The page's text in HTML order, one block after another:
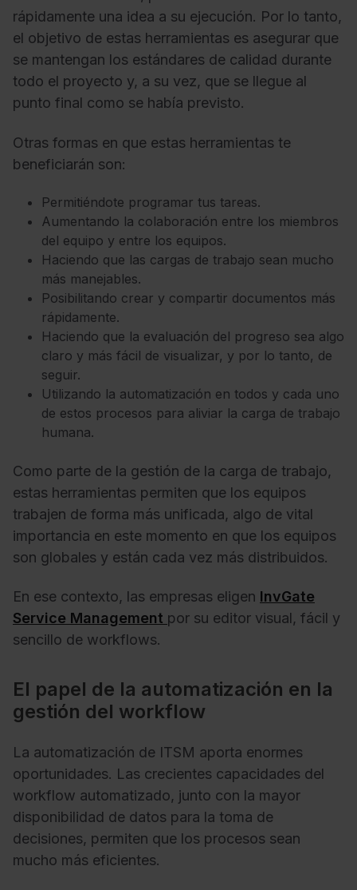
rápidamente una idea a su ejecución. Por lo tanto,
el objetivo de estas herramientas es asegurar que
se mantengan los estándares de calidad durante
todo el proyecto y, a su vez, que se llegue al
punto final como se había previsto.
Otras formas en que estas herramientas te
beneficiarán son:
Permitiéndote programar tus tareas.
Aumentando la colaboración entre los miembros
del equipo y entre los equipos.
Haciendo que las cargas de trabajo sean mucho
más manejables.
Posibilitando crear y compartir documentos más
rápidamente.
Haciendo que la evaluación del progreso sea algo
claro y más fácil de visualizar, y por lo tanto, de
seguir.
Utilizando la automatización en todos y cada uno
de estos procesos para aliviar la carga de trabajo
humana.
Como parte de la gestión de la carga de trabajo,
estas herramientas permiten que los equipos
trabajen de forma más unificada, algo de vital
importancia en este momento en que los equipos
son globales y están cada vez más distribuidos.
En ese contexto, las empresas eligen InvGate
Service Management por su editor visual, fácil y
sencillo de workflows.
El papel de la automatización en la
gestión del workflow
La automatización de ITSM aporta enormes
oportunidades. Las crecientes capacidades del
workflow automatizado, junto con la mayor
disponibilidad de datos para la toma de
decisiones, permiten que los procesos sean
mucho más eficientes.